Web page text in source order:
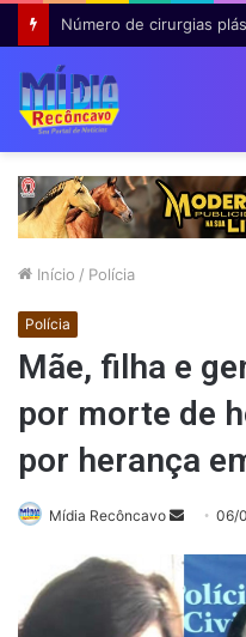
Início / Polícia
Polícia
Mãe, filha e
por morte de
por herança
Mídia Recôncavo
Mande
mail
06/